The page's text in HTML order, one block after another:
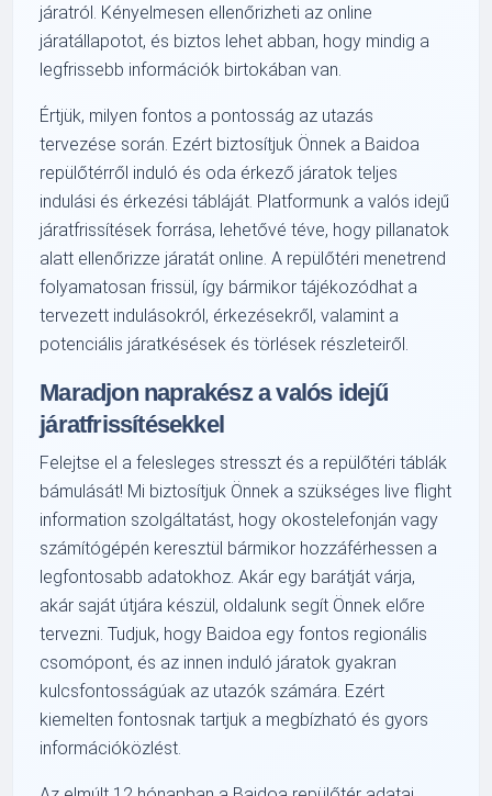
járatról. Kényelmesen ellenőrizheti az online
járatállapotot, és biztos lehet abban, hogy mindig a
legfrissebb információk birtokában van.
Értjük, milyen fontos a pontosság az utazás
tervezése során. Ezért biztosítjuk Önnek a Baidoa
repülőtérről induló és oda érkező járatok teljes
indulási és érkezési tábláját. Platformunk a valós idejű
járatfrissítések forrása, lehetővé téve, hogy pillanatok
alatt ellenőrizze járatát online. A repülőtéri menetrend
folyamatosan frissül, így bármikor tájékozódhat a
tervezett indulásokról, érkezésekről, valamint a
potenciális járatkésések és törlések részleteiről.
Maradjon naprakész a valós idejű
járatfrissítésekkel
Felejtse el a felesleges stresszt és a repülőtéri táblák
bámulását! Mi biztosítjuk Önnek a szükséges live flight
information szolgáltatást, hogy okostelefonján vagy
számítógépén keresztül bármikor hozzáférhessen a
legfontosabb adatokhoz. Akár egy barátját várja,
akár saját útjára készül, oldalunk segít Önnek előre
tervezni. Tudjuk, hogy Baidoa egy fontos regionális
csomópont, és az innen induló járatok gyakran
kulcsfontosságúak az utazók számára. Ezért
kiemelten fontosnak tartjuk a megbízható és gyors
információközlést.